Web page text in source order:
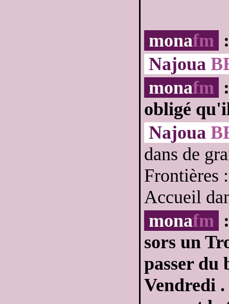
monafm
Najoua
monafm
obligé
Najoua
dans de
Frontières
Accueil
monafm
sors un
passer du
Vendredi